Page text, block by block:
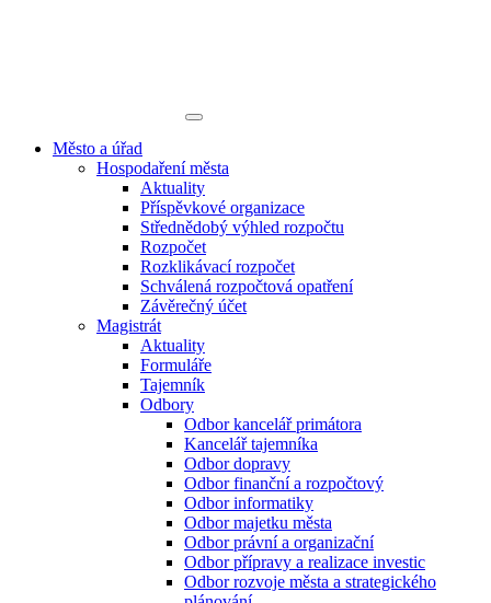
Město a úřad
Hospodaření města
Aktuality
Příspěvkové organizace
Střednědobý výhled rozpočtu
Rozpočet
Rozklikávací rozpočet
Schválená rozpočtová opatření
Závěrečný účet
Magistrát
Aktuality
Formuláře
Tajemník
Odbory
Odbor kancelář primátora
Kancelář tajemníka
Odbor dopravy
Odbor finanční a rozpočtový
Odbor informatiky
Odbor majetku města
Odbor právní a organizační
Odbor přípravy a realizace investic
Odbor rozvoje města a strategického